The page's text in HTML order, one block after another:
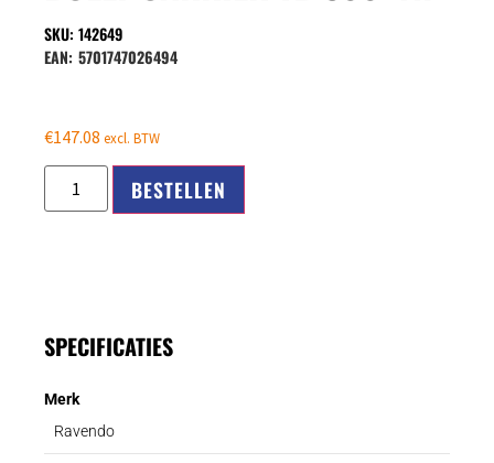
SKU: 142649
EAN: 5701747026494
€147.08 excl. BTW
BESTELLEN
SPECIFICATIES
Merk
Ravendo